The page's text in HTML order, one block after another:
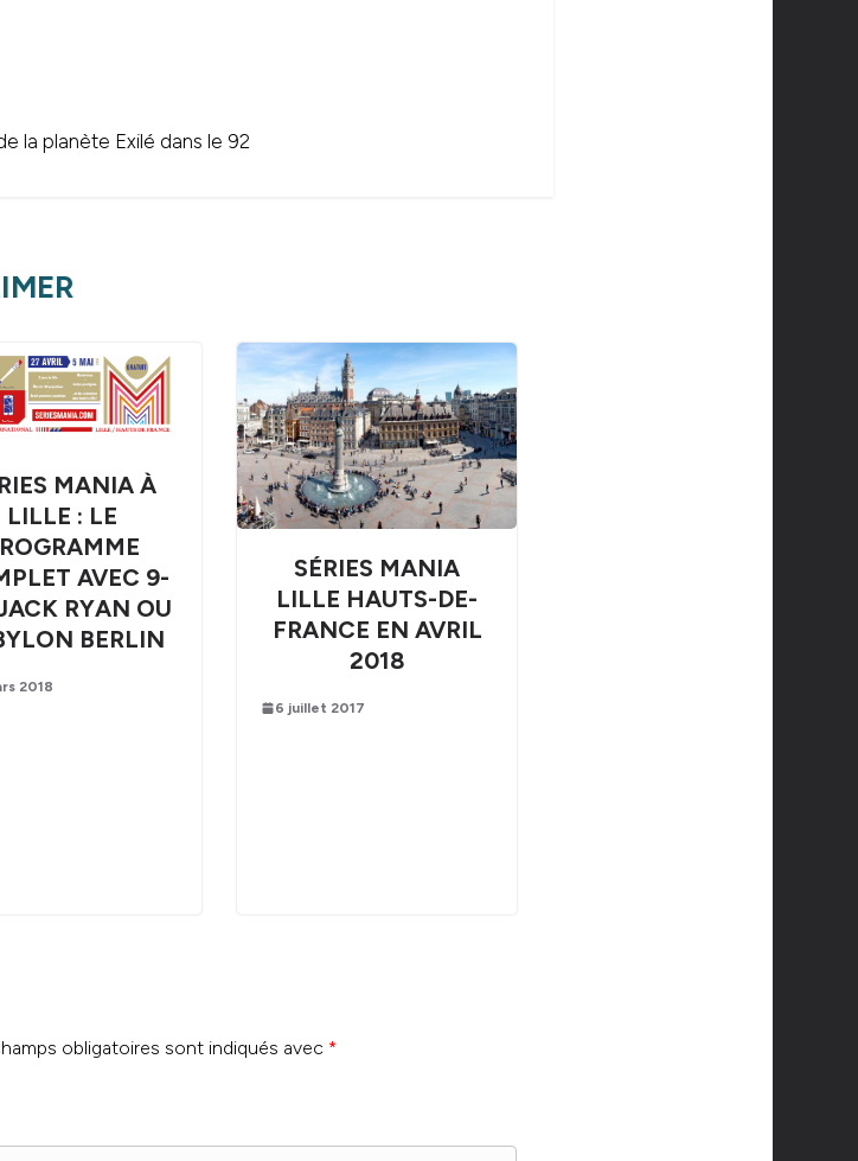
la planète Exilé dans le 92
MANIA À
LILLE : LE
AVEC 9-
RYAN OU
BERLIN
2018
SÉRIES MANIA
LILLE HAUTS-DE-
FRANCE EN AVRIL
2018
6 juillet 2017
obligatoires sont indiqués avec *